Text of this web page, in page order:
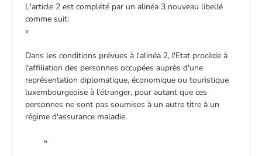
L'article 2 est complété par un alinéa 3 nouveau libellé
comme suit:
«
Dans les conditions prévues à l'alinéa 2, l'Etat procède à
l'affiliation des personnes occupées auprès d'une
représentation diplomatique, économique ou touristique
luxembourgeoise à l'étranger, pour autant que ces
personnes ne sont pas soumises à un autre titre à un
régime d'assurance maladie.
»